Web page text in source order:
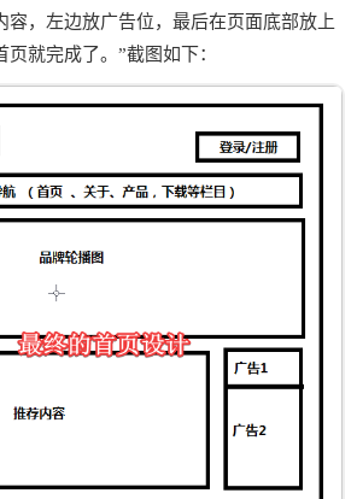
容，左边放广告位，最后在页面底部放上
就完成了。”截图如下：